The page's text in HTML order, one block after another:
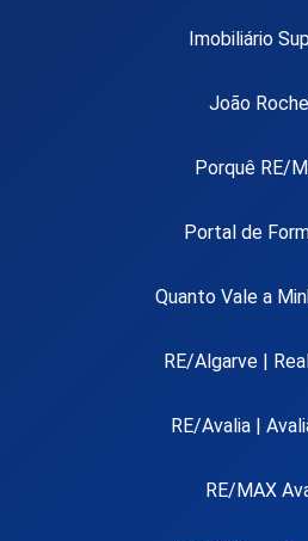
Imobiliário
João
Porquê RE/
Portal de
Quanto Vale a
RE/Algarve |
RE/Avalia |
RE/MAX